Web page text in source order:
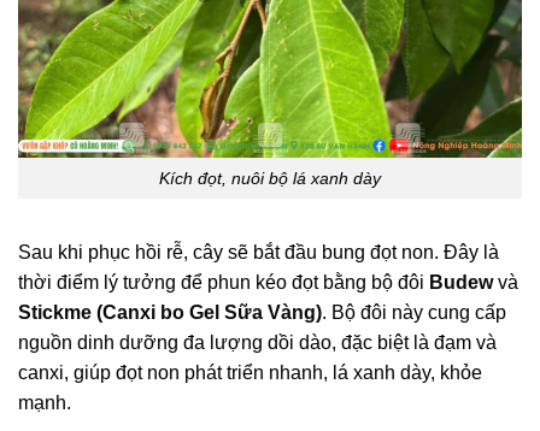
Kích đọt, nuôi bộ lá xanh dày
Sau khi phục hồi rễ, cây sẽ bắt đầu bung đọt non. Đây là
thời điểm lý tưởng để phun kéo đọt bằng bộ đôi Budewvà
Stickme (Canxi bo Gel Sữa Vàng). Bộ đôi này cung cấp
nguồn dinh dưỡng đa lượng dồi dào, đặc biệt là đạm và
canxi, giúp đọt non phát triển nhanh, lá xanh dày, khỏe
mạnh.